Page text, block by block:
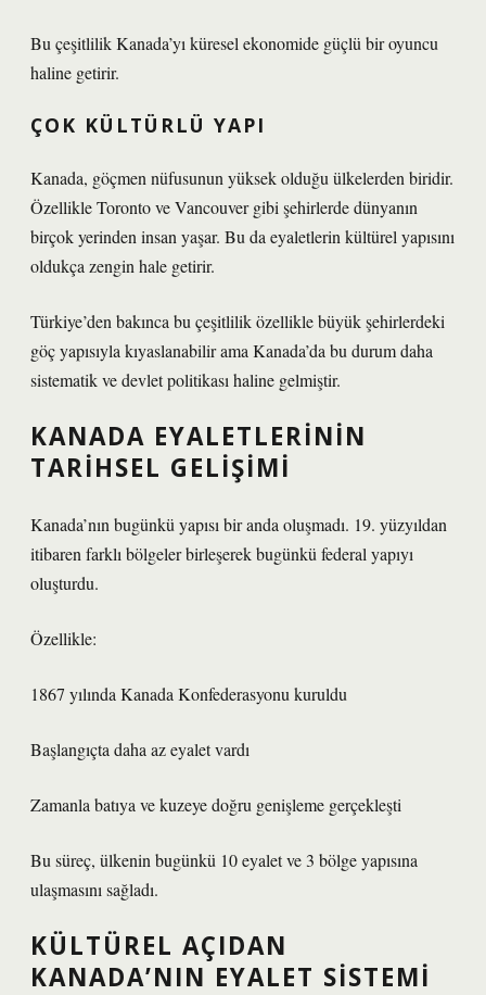
Bu çeşitlilik Kanada’yı küresel ekonomide güçlü bir oyuncu
haline getirir.
ÇOK KÜLTÜRLÜ YAPI
Kanada, göçmen nüfusunun yüksek olduğu ülkelerden biridir.
Özellikle Toronto ve Vancouver gibi şehirlerde dünyanın
birçok yerinden insan yaşar. Bu da eyaletlerin kültürel yapısını
oldukça zengin hale getirir.
Türkiye’den bakınca bu çeşitlilik özellikle büyük şehirlerdeki
göç yapısıyla kıyaslanabilir ama Kanada’da bu durum daha
sistematik ve devlet politikası haline gelmiştir.
KANADA EYALETLERININ
TARIHSEL GELIŞIMI
Kanada’nın bugünkü yapısı bir anda oluşmadı. 19. yüzyıldan
itibaren farklı bölgeler birleşerek bugünkü federal yapıyı
oluşturdu.
Özellikle:
1867 yılında Kanada Konfederasyonu kuruldu
Başlangıçta daha az eyalet vardı
Zamanla batıya ve kuzeye doğru genişleme gerçekleşti
Bu süreç, ülkenin bugünkü 10 eyalet ve 3 bölge yapısına
ulaşmasını sağladı.
KÜLTÜREL AÇIDAN
KANADA’NIN EYALET SISTEMI